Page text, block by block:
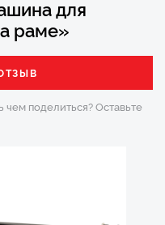
для
раме»
чем поделиться?Оставьте